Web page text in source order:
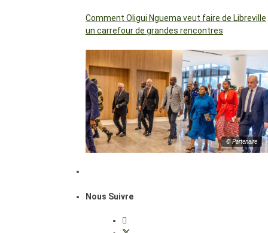
Comment Oligui Nguema veut faire de Libreville
un carrefour de grandes rencontres
© Partenaire
Nous Suivre